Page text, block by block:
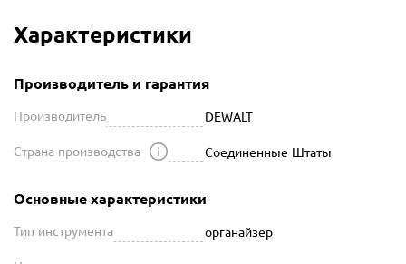
Характеристики
Производитель и гарантия
Производитель DEWALT
Страна производства Соединенные Штаты
Основные характеристики
Тип инструмента органайзер